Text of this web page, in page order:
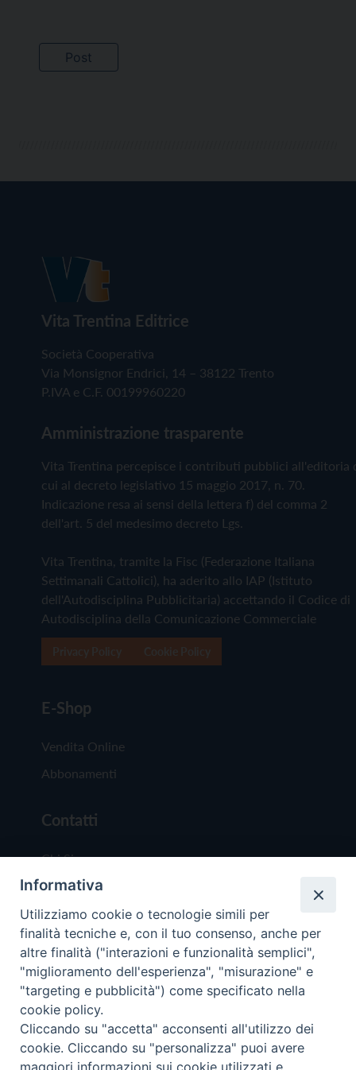
Vita Trentina Editrice
Società Cooperativa
Via Monsignor Endrici, 14 – 38122 Trento
P.IVA e C.F. 00199960220
Amministrazione trasparente
Vita Trentina percepisce i contributi pubblici all'editoria
cui al decreto legislativo 15 maggio 2017, n. 70.
Indicazione resa ai sensi della lettera f) del comma 2
dell'art. 5 del medesimo decreto Lgs.
Vita Trentina, tramite la Fisc (Federazione Italiana
Settimanali Cattolici), ha aderito allo IAP (Istituto
dell'Autodisciplina Pubblicitaria) accettando il Codice di
Autodisciplina della Comunicazione Commerciale
E-Shop
Vendita Online
Abbonamenti
Contatti
Chi Siamo
Redazione
Scrivici
Copyright © 2019 - Tutti i diritti riservati - Vita
Trentina Editrice
Informativa
Utilizziamo cookie o tecnologie simili per
finalità tecniche e, con il tuo consenso, anche per
altre finalità ("interazioni e funzionalità semplici",
"miglioramento dell'esperienza", "misurazione" e
"targeting e pubblicità") come specificato nella
cookie policy.
Cliccando su "accetta" acconsenti all'utilizzo dei
cookie. Cliccando su "personalizza" puoi avere